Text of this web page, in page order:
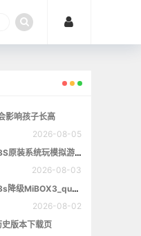
影响孩子长高
2026-08-05
小米盒子3S原装系统玩模拟游戏
2026-08-03
小米盒子3s降级MiBOX3_queenchristina_r145
2026-08-02
版本下载页